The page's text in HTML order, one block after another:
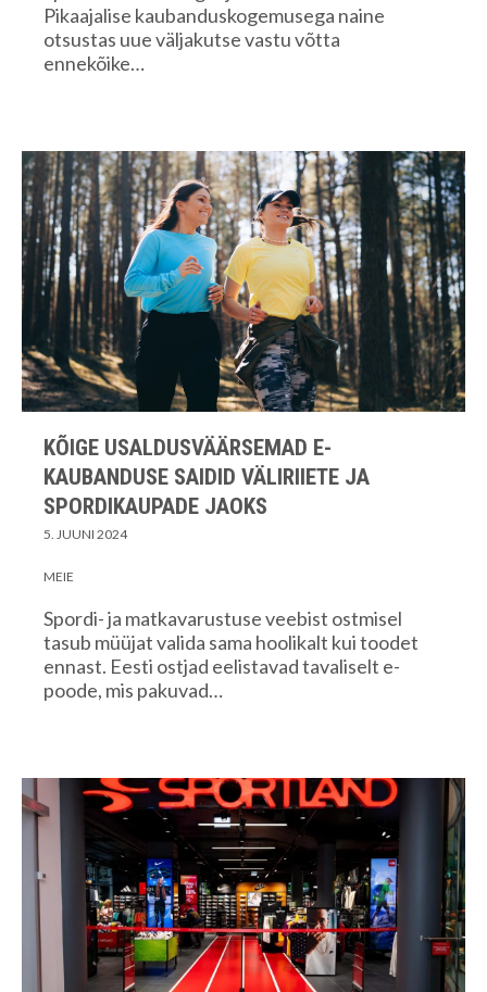
Pikaajalise kaubanduskogemusega naine
otsustas uue väljakutse vastu võtta
ennekõike…
KÕIGE USALDUSVÄÄRSEMAD E-
KAUBANDUSE SAIDID VÄLIRIIETE JA
SPORDIKAUPADE JAOKS
5. JUUNI 2024
MEIE
Spordi- ja matkavarustuse veebist ostmisel
tasub müüjat valida sama hoolikalt kui toodet
ennast. Eesti ostjad eelistavad tavaliselt e-
poode, mis pakuvad…